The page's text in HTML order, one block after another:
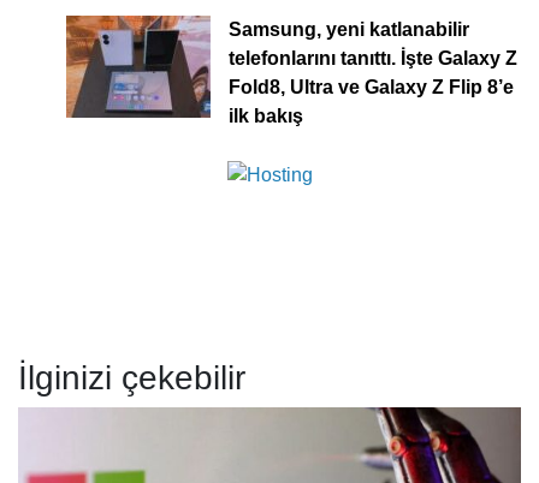
Samsung, yeni katlanabilir
telefonlarını tanıttı. İşte Galaxy Z
Fold8, Ultra ve Galaxy Z Flip 8’e
ilk bakış
İlginizi çekebilir